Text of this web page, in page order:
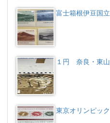
富士箱根伊豆国
１円 奈良・東
東京オリンピッ